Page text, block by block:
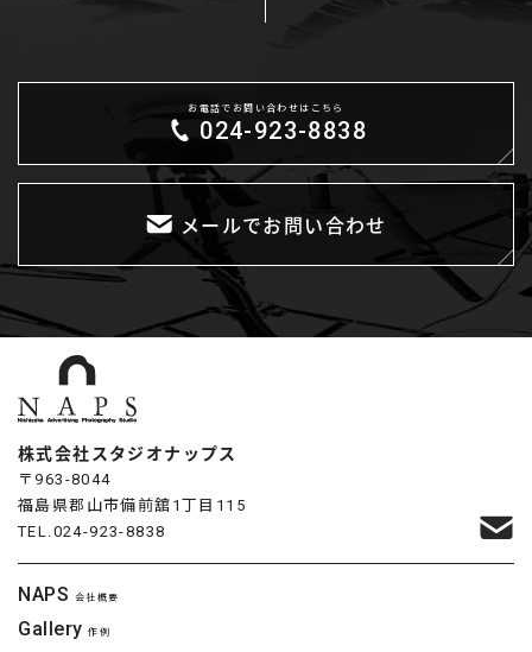
お電話でお問い合わせはこちら
024-923-8838
メールでお問い合わせ
株式会社スタジオナップス
〒963-8044
福島県郡山市備前舘1丁目115
TEL.024-923-8838
NAPS 会社概要
Gallery 作例